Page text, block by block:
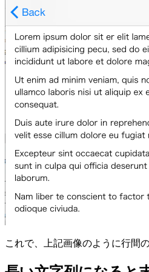
これで、上記画像のように行間